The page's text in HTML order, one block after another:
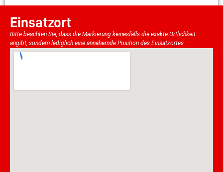
Einsatzort
Bitte beachten Sie, dass die Markierung keinesfalls die exakte Örtlichkeit
angibt, sondern lediglich eine annähernde Position des Einsatzortes